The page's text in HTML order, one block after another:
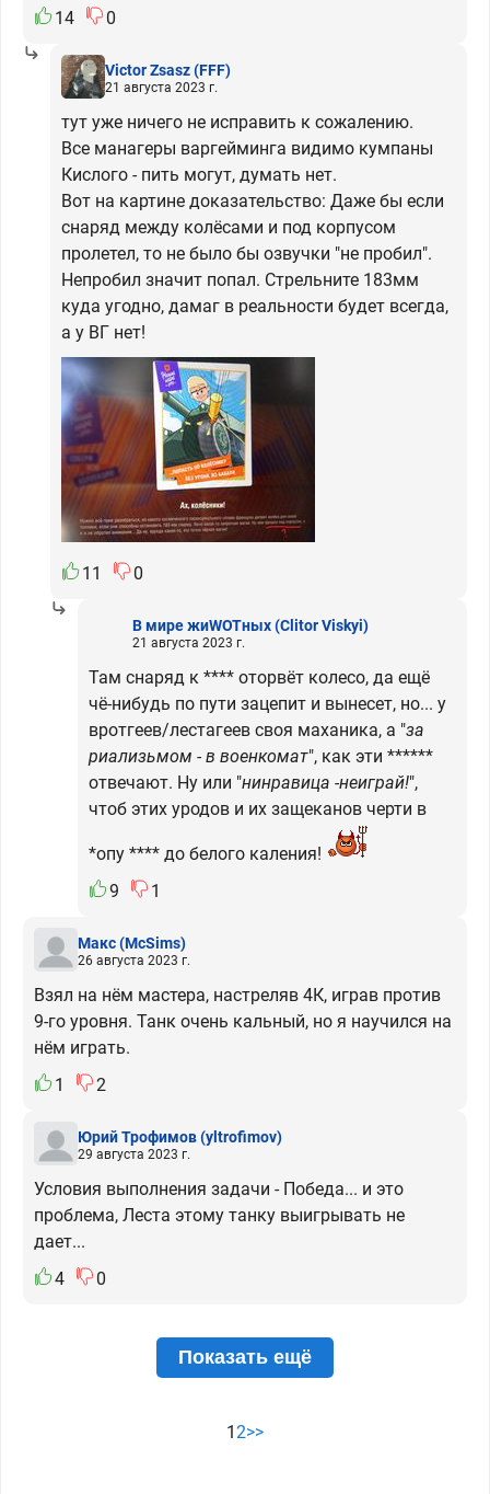
14 0
Victor Zsasz(FFF)
21 августа 2023 г.
тут уже ничего не исправить к сожалению.
Все манагеры варгейминга видимо кумпаны
Кислого - пить могут, думать нет.
Вот на картине доказательство: Даже бы если
снаряд между колёсами и под корпусом
пролетел, то не было бы озвучки "не пробил".
Непробил значит попал. Стрельните 183мм
куда угодно, дамаг в реальности будет всегда,
а у ВГ нет!
11 0
В мире жиWOTных(Clitor Viskyi)
21 августа 2023 г.
Там снаряд к **** оторвёт колесо, да ещё
чё-нибудь по пути зацепит и вынесет, но... у
вротгеев/лестагеев своя маханика, а "за
риализьмом - в военкомат", как эти ******
отвечают. Ну или "нинравица -неиграй!",
чтоб этих уродов и их защеканов черти в
*опу **** до белого каления!
9
1
Макс(McSims)
26 августа 2023 г.
Взял на нём мастера, настреляв 4К, играв против
9-го уровня. Танк очень кальный, но я научился на
нём играть.
1
2
Юрий Трофимов(yltrofimov)
29 августа 2023 г.
Условия выполнения задачи - Победа... и это
проблема, Леста этому танку выигрывать не
дает...
4
0
Показать ещё
12>>